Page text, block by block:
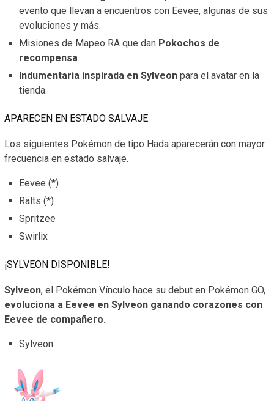
evento que llevan a encuentros con Eevee, algunas de sus
evoluciones y más.
Misiones de Mapeo RA que dan Pokochos de
recompensa.
Indumentaria inspirada en Sylveon para el avatar en la
tienda.
APARECEN EN ESTADO SALVAJE
Los siguientes Pokémon de tipo Hada aparecerán con mayor
frecuencia en estado salvaje.
Eevee (*)
Ralts (*)
Spritzee
Swirlix
¡SYLVEON DISPONIBLE!
Sylveon, el Pokémon Vínculo hace su debut en Pokémon GO,
evoluciona a Eevee en Sylveon ganando corazones con
Eevee de compañero.
Sylveon